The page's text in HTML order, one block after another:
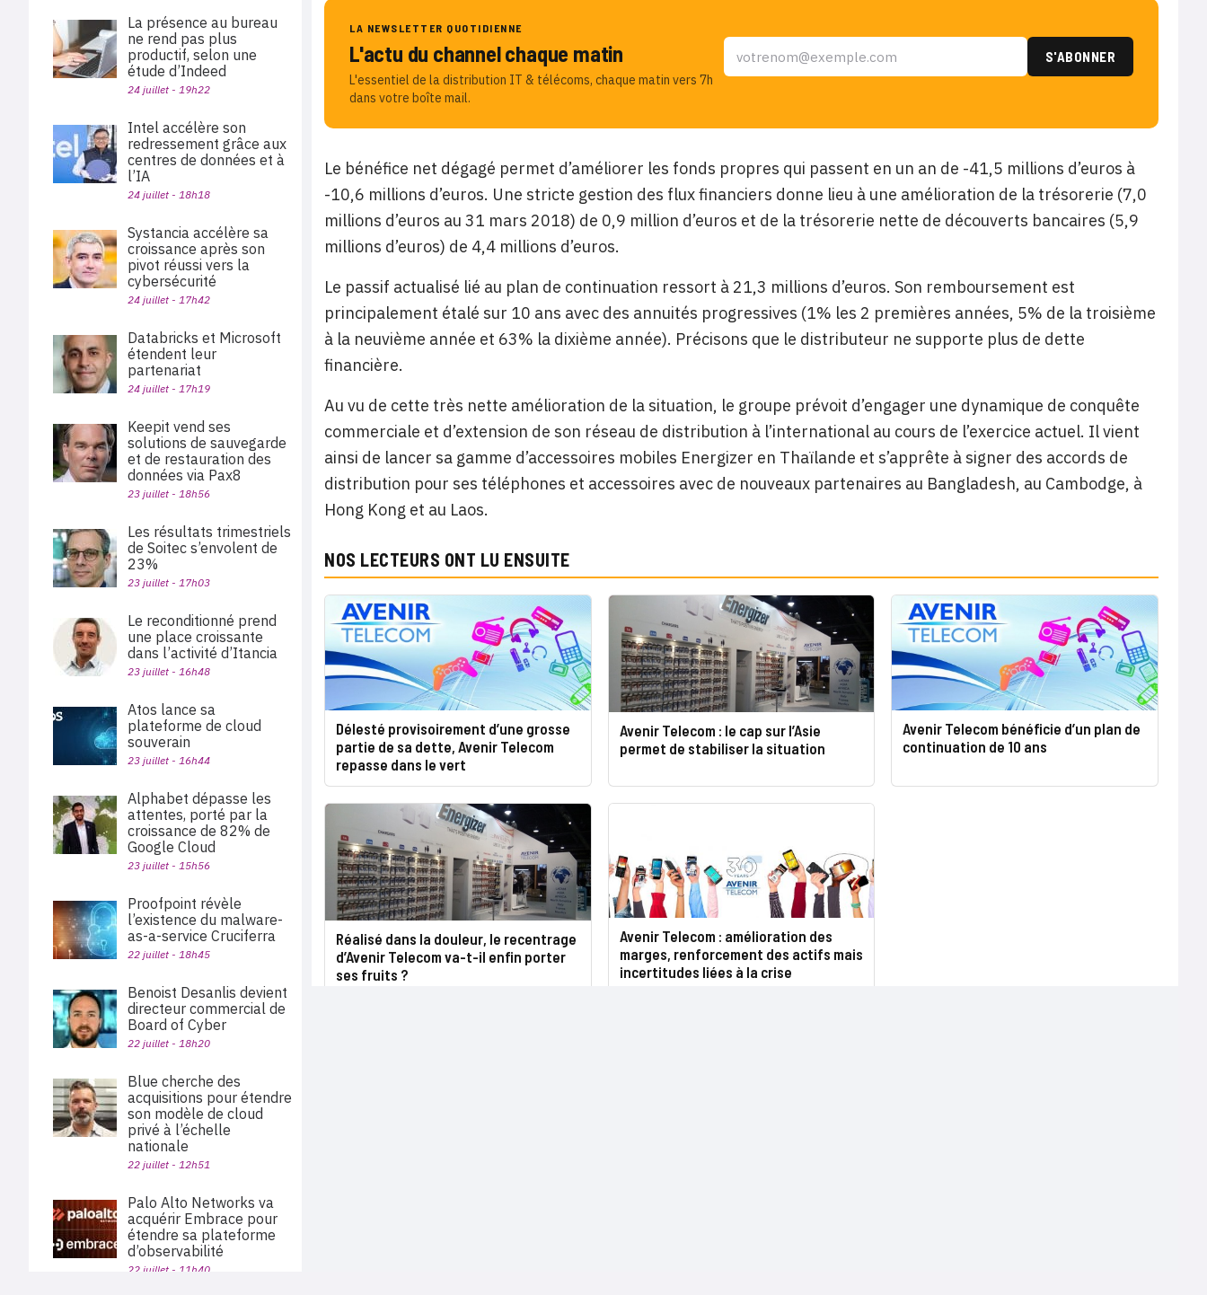
LA NEWSLETTER QUOTIDIENNE
L'actu du channel chaque matin
L'essentiel de la distribution IT & télécoms, chaque matin vers 7h
dans votre boîte mail.
Le bénéfice net dégagé permet d’améliorer les fonds propres qui passent en un an de -41,5 millions d’euros à
-10,6 millions d’euros. Une stricte gestion des flux financiers donne lieu à une amélioration de la trésorerie (7,0
millions d’euros au 31 mars 2018) de 0,9 million d’euros et de la trésorerie nette de découverts bancaires (5,9
millions d’euros) de 4,4 millions d’euros.
Le passif actualisé lié au plan de continuation ressort à 21,3 millions d’euros. Son remboursement est
principalement étalé sur 10 ans avec des annuités progressives (1% les 2 premières années, 5% de la troisième
à la neuvième année et 63% la dixième année). Précisons que le distributeur ne supporte plus de dette
financière.
Au vu de cette très nette amélioration de la situation, le groupe prévoit d’engager une dynamique de conquête
commerciale et d’extension de son réseau de distribution à l’international au cours de l’exercice actuel. Il vient
ainsi de lancer sa gamme d’accessoires mobiles Energizer en Thaïlande et s’apprête à signer des accords de
distribution pour ses téléphones et accessoires avec de nouveaux partenaires au Bangladesh, au Cambodge, à
Hong Kong et au Laos.
NOS LECTEURS ONT LU ENSUITE
Délesté provisoirement d’une grosse
partie de sa dette, Avenir Telecom
repasse dans le vert
Avenir Telecom : le cap sur l’Asie
permet de stabiliser la situation
Avenir Telecom bénéficie d’un plan de
continuation de 10 ans
Réalisé dans la douleur, le recentrage
d’Avenir Telecom va-t-il enfin porter
ses fruits ?
Avenir Telecom : amélioration des
marges, renforcement des actifs mais
incertitudes liées à la crise
La présence au bureau
ne rend pas plus
productif, selon une
étude d’Indeed
24 juillet - 19h22
Intel accélère son
redressement grâce aux
centres de données et à
l’IA
24 juillet - 18h18
Systancia accélère sa
croissance après son
pivot réussi vers la
cybersécurité
24 juillet - 17h42
Databricks et Microsoft
étendent leur
partenariat
24 juillet - 17h19
Keepit vend ses
solutions de sauvegarde
et de restauration des
données via Pax8
23 juillet - 18h56
Les résultats trimestriels
de Soitec s’envolent de
23%
23 juillet - 17h03
Le reconditionné prend
une place croissante
dans l’activité d’Itancia
23 juillet - 16h48
Atos lance sa
plateforme de cloud
souverain
23 juillet - 16h44
Alphabet dépasse les
attentes, porté par la
croissance de 82% de
Google Cloud
23 juillet - 15h56
Proofpoint révèle
l’existence du malware-
as-a-service Cruciferra
22 juillet - 18h45
Benoist Desanlis devient
directeur commercial de
Board of Cyber
22 juillet - 18h20
Blue cherche des
acquisitions pour étendre
son modèle de cloud
privé à l’échelle
nationale
22 juillet - 12h51
Palo Alto Networks va
acquérir Embrace pour
étendre sa plateforme
d’observabilité
22 juillet - 11h40